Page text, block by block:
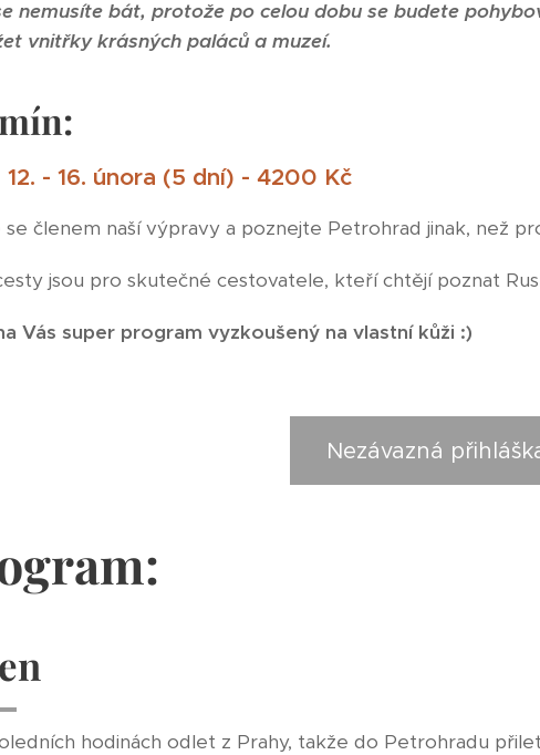
nemusíte bát, protože po celou dobu se budete
vnitřky krásných paláců a muzeí.
12. - 16. února (5 dní) - 4200 Kč
se členem naší výpravy a poznejte Petrohrad jinak, než
jsou pro skutečné cestovatele, kteří chtějí poznat
Vás super program vyzkoušený na vlastní kůži :)
Nezávazná
hodinách odlet z Prahy, takže do Petrohradu